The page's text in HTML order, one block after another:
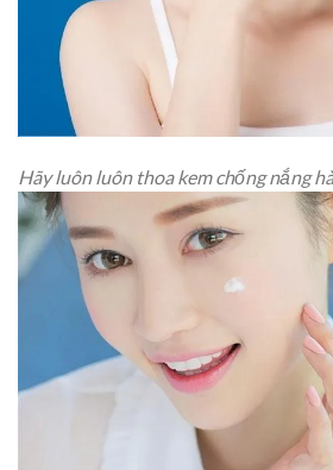
Hãy luôn luôn thoa kem chống nắng